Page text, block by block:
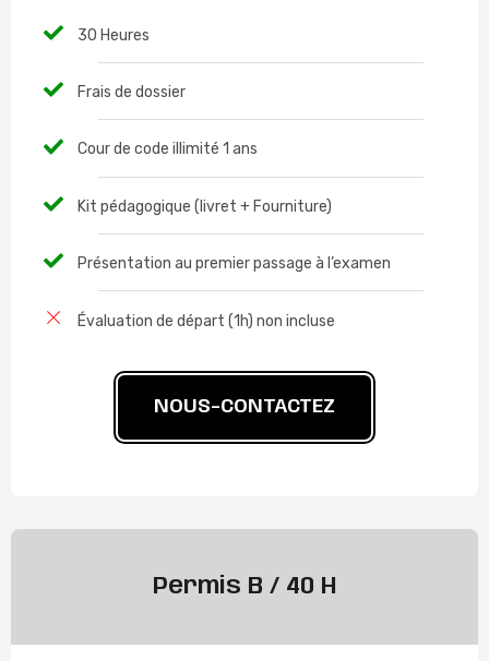
30 Heures
Frais de dossier
Cour de code illimité 1 ans
Kit pédagogique (livret + Fourniture)
Présentation au premier passage à l’examen
Évaluation de départ (1h) non incluse
NOUS-CONTACTEZ
Permis B / 40 H